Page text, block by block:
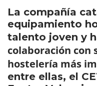
La compañía
equipamiento
talento joven y
colaboración con
hostelería más
entre ellas, el